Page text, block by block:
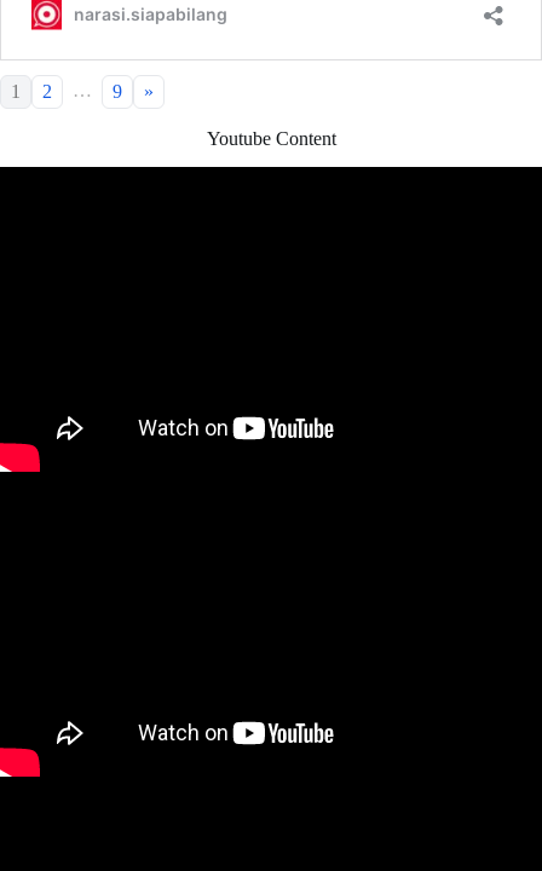
1 2 … 9 »
Youtube Content